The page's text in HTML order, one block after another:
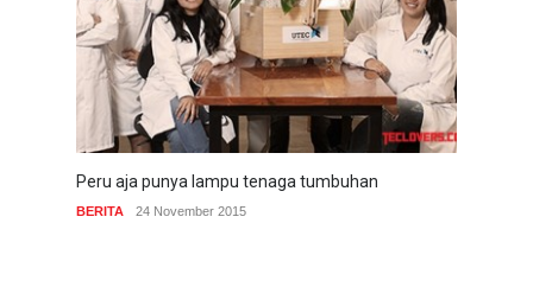
Peru aja punya lampu tenaga tumbuhan
BERITA 24 November 2015